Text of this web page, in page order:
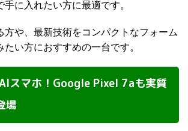
に入れたい方に最適です。
方や、最新技術をコンパクトなフォーム
い方におすすめの一台です。
スマホ！Google Pixel 7aも実質
場